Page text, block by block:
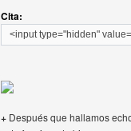
Cita:
<input type="hidden"
+ Después que hallamos